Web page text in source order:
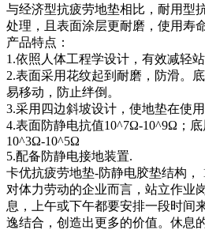
与经济型抗疲劳地垫相比，耐用型
处理，且表面涂层更耐磨，使用寿
产品特点：
1.依照人体工程学设计，有效减轻
2.表面采用花纹起到耐磨，防滑。
易移动，防止绊倒。
3.采用四边斜坡设计，使地垫在使
4.表面防静电抗值10^7Ω-10^9Ω；
10^3Ω-10^5Ω
5.配备防静电接地装置.
卡优抗疲劳地垫-防静电胶垫结构，
对体力劳动的企业而言，站立作业
息，上午或下午都要安排一段时间
逸结合，创造出更多的价值。休息